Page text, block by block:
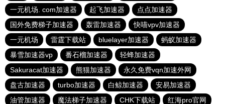
一元机场. com加速器
起飞加速器
点点加速器
国外免费梯子加速器
轰雷加速器
快喵vpv加速器
一元机场
雷霆下载站 bluelayer加速器
蚂蚁加速器
暴雪加速器vp
番石榴加速器
轻蜂加速器
Sakuracat加速器
熊猫加速器
永久免费vqn加速外网
盘古加速器
turbo加速器 白鲸加速器
安易加速器
油管加速器
魔法梯子加速器 CHK下载站 红海pro官网